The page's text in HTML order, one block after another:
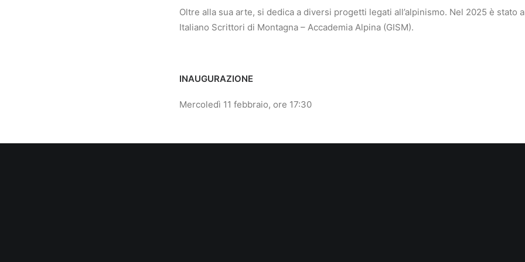
Oltre alla sua arte, si dedica a diversi progetti legati all’alpinismo. Nel 2025 è stato
Italiano Scrittori di Montagna – Accademia Alpina (GISM).
INAUGURAZIONE
Mercoledì 11 febbraio, ore 17:30